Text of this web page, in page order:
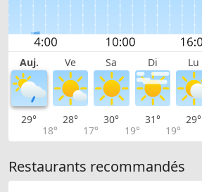
Auj. Ve Sa Di Lu
29°
18°
28°
17°
30°
19°
31°
19°
29°
Restaurants recommandés